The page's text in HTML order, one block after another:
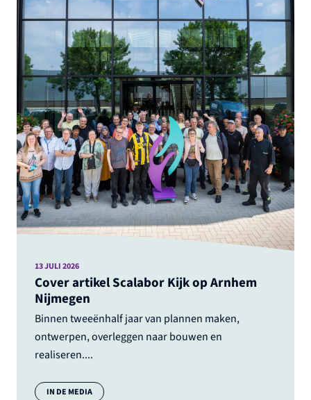
Cover artikel Scalabor Kijk op Arnhem
Nijmegen
Binnen tweeënhalf jaar van plannen maken,
ontwerpen, overleggen naar bouwen en
realiseren....
13 JULI 2026
Categorie:
IN DE MEDIA